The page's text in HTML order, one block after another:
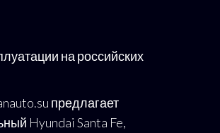
на российских
предлагает
Hyundai Santa Fe,